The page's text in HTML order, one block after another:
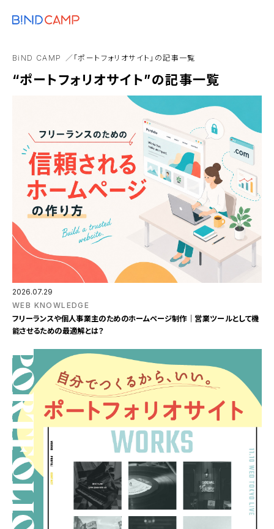
Webマーケティング
アコーディオンブロック
BiND CAMP 「ポートフォリオサイト」の記事一覧
“ポートフォリオサイト”の記事一覧
2026.07.29
WEB KNOWLEDGE
フリーランスや個人事業主のためのホームページ制作｜営業ツールとして機
能させるための最適解とは？